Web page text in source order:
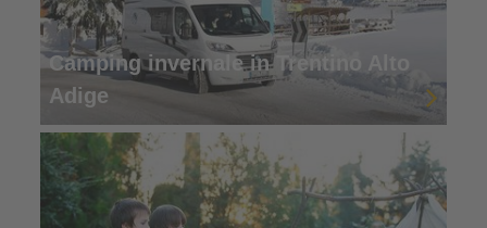
Camping invernale in Trentino Alto
Adige